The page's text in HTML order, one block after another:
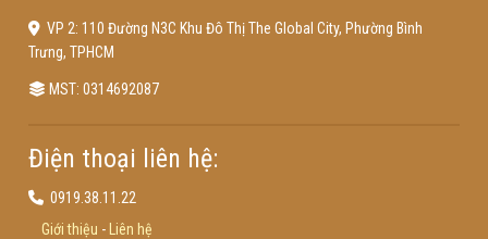
VP 2: 110 Đường N3C Khu Đô Thị The Global City, Phường Bình
Trưng, TPHCM
MST: 0314692087
Điện thoại liên hệ:
0919.38.11.22
Giới thiệu -
Liên hệ